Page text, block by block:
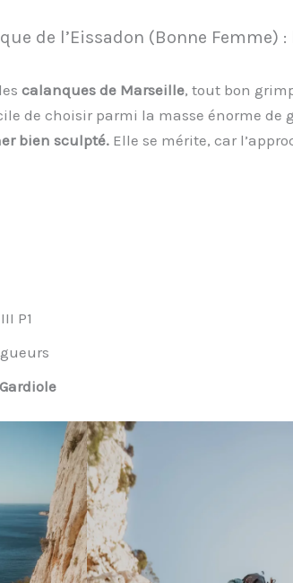
de l’Eissadon (Bonne Femme) :
calanques de Marseille, tout bon
de choisir parmi la masse énorme de
bien sculpté. Elle se mérite, car
P1